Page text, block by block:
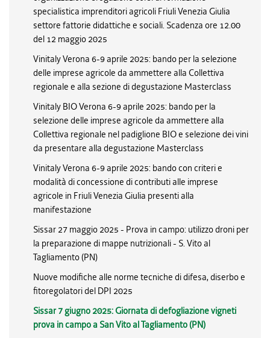
specialistica imprenditori agricoli Friuli Venezia Giulia
settore fattorie didattiche e sociali. Scadenza ore 12.00
del 12 maggio 2025
Vinitaly Verona 6-9 aprile 2025: bando per la selezione
delle imprese agricole da ammettere alla Collettiva
regionale e alla sezione di degustazione Masterclass
Vinitaly BIO Verona 6-9 aprile 2025: bando per la
selezione delle imprese agricole da ammettere alla
Collettiva regionale nel padiglione BIO e selezione dei vini
da presentare alla degustazione Masterclass
Vinitaly Verona 6-9 aprile 2025: bando con criteri e
modalità di concessione di contributi alle imprese
agricole in Friuli Venezia Giulia presenti alla
manifestazione
Sissar 27 maggio 2025 - Prova in campo: utilizzo droni per
la preparazione di mappe nutrizionali - S. Vito al
Tagliamento (PN)
Nuove modifiche alle norme tecniche di difesa, diserbo e
fitoregolatori del DPI 2025
Sissar 7 giugno 2025: Giornata di defogliazione vigneti
prova in campo a San Vito al Tagliamento (PN)